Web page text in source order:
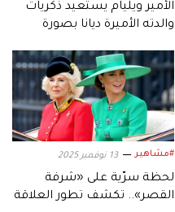
الأمير ويليام يستعيد ذكريات
والدته الأميرة ديانا بصورة
#مشاهير 13 نوفمبر 2025
لحظة سرّية على «شرفة
القصر».. تكشف تطور العلاقة